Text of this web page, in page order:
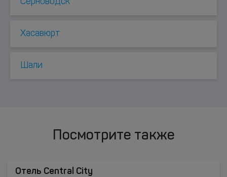
Хасавюрт
Шали
Посмотрите также
Отель Central City